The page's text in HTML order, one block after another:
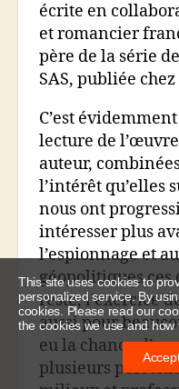
écrite en
et romancier
père de la série
SAS, publiée
C’est
lecture de
auteur,
l’intérêt qu’elles
nous ont
intéresser plus
l’espionnage et
géopolitiques ces
reste, l’exercice
aussi pour
eu la chance
plusieurs
This site uses cookies to
personalized service. By
cookies. Please read our
the cookies we use and